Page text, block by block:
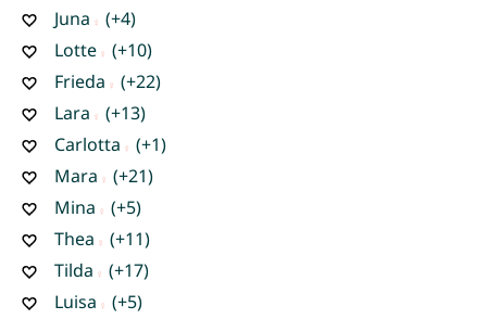
Juna
(+4)
Lotte
(+10)
Frieda
(+22)
Lara
(+13)
Carlotta
(+1)
Mara
(+21)
Mina
(+5)
Thea
(+11)
Tilda
(+17)
Luisa
(+5)